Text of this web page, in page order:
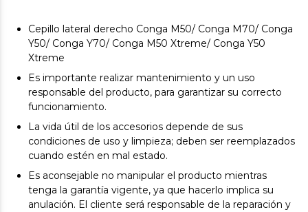
Cepillo lateral derecho Conga M50/ Conga M70/ Conga
Y50/ Conga Y70/ Conga M50 Xtreme/ Conga Y50
Xtreme
Es importante realizar mantenimiento y un uso
responsable del producto, para garantizar su correcto
funcionamiento.
La vida útil de los accesorios depende de sus
condiciones de uso y limpieza; deben ser reemplazados
cuando estén en mal estado.
Es aconsejable no manipular el producto mientras
tenga la garantía vigente, ya que hacerlo implica su
anulación. El cliente será responsable de la reparación y